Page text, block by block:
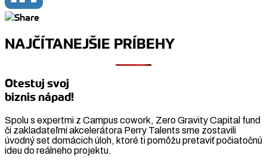
NAJČÍTANEJŠIE PRÍBEHY
Otestuj svoj
biznis nápad!
Spolu s expertmi z Campus cowork, Zero Gravity Capital fund
či zakladateľmi akcelerátora Perry Talents sme zostavili
úvodný set domácich úloh, ktoré ti pomôžu pretaviť počiatočnú
ideu do reálneho projektu.